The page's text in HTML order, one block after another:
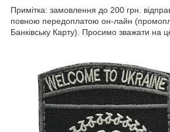
Примітка: замовлення до 200 грн.
повною передоплатою он-лайн
Банківську Карту). Просимо зважати на